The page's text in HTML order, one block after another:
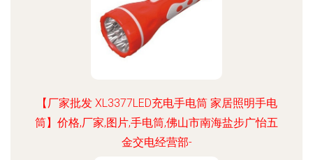
【厂家批发 XL3377LED充电手电筒 家居照明手电
筒】价格,厂家,图片,手电筒,佛山市南海盐步广怡五
金交电经营部-